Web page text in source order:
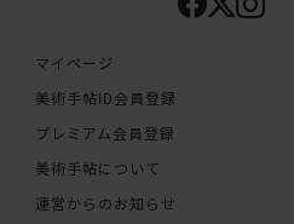
マイページ
美術手帖ID会員登録
プレミアム会員登録
美術手帖について
運営からのお知らせ